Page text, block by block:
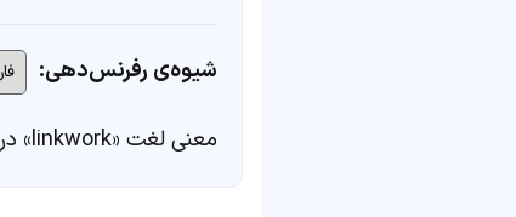
شیوه‌ی رفرنس‌دهی:
معنی لغت «linkwork» در